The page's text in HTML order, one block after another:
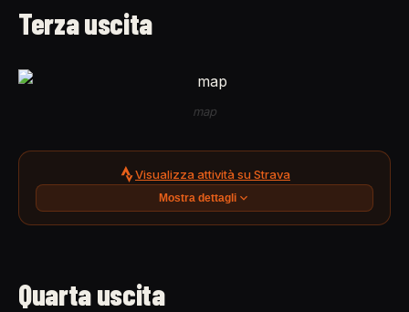
Terza uscita
map
Visualizza attività su Strava
Mostra dettagli
Quarta uscita